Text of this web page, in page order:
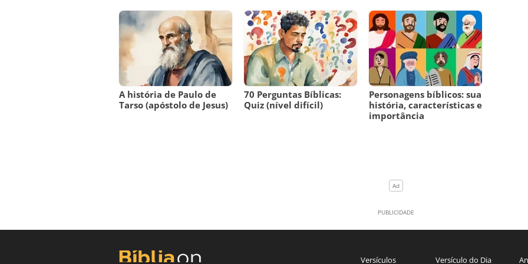
A história de Paulo de
Tarso (apóstolo de Jesus)
70 Perguntas Bíblicas:
Quiz (nível difícil)
Personagens bíblicos: sua
história, características e
importância
Versículos Versículo do Dia